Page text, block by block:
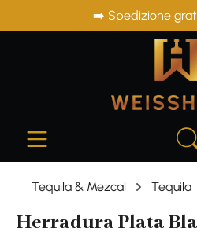
➡️ Spedizione
Tequila & Mezcal Tequila
Herradura Plata